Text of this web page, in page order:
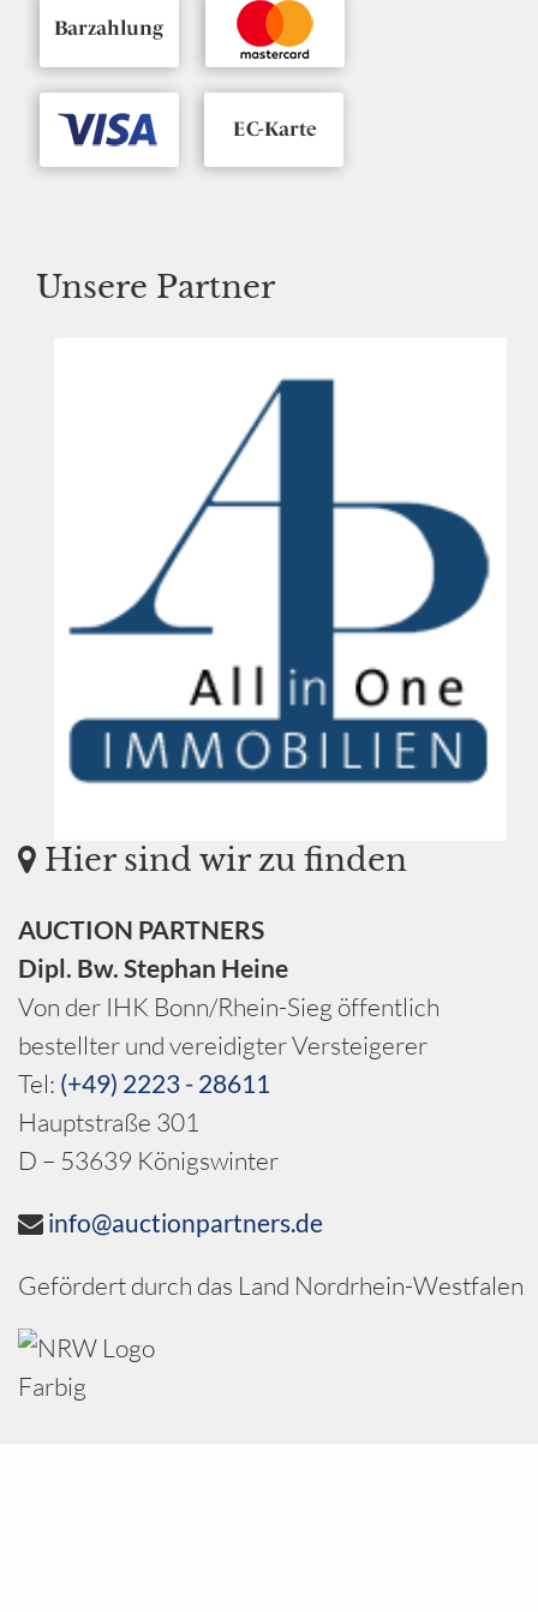
Unsere Partner
Hier sind wir zu finden
AUCTION PARTNERS
Dipl. Bw. Stephan Heine
Von der IHK Bonn/Rhein-Sieg öffentlich
bestellter und vereidigter Versteigerer
Tel: (+49) 2223 - 28611
Hauptstraße 301
D – 53639 Königswinter
info@auctionpartners.de
Gefördert durch das Land Nordrhein-Westfalen